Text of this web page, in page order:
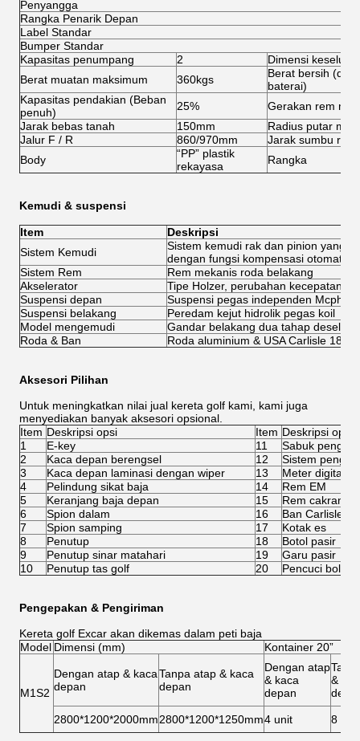
Penyangga
Rangka Penarik Depan
Label Standar
Bumper Standar
Kapasitas penumpang
2
Dimensi
Berat muatan maksimum
360kgs
Berat bersih
baterai)
Kapasitas pendakian (Beban
penuh)
25%
Gerakan rem
Jarak bebas tanah
150mm
Radius putar
Jalur F / R
860/970mm
Jarak sumbu roda
Body
“PP” plastik
rekayasa
Rangka
Kemudi & suspensi
Item
Deskripsi
Sistem Kemudi
Sistem kemudi rak dan pinion yang
dengan fungsi kompensasi otomatis
Sistem Rem
Rem mekanis roda belakang
Akselerator
Tipe Holzer, perubahan kecepatan
Suspensi depan
Suspensi pegas independen
Suspensi belakang
Peredam kejut hidrolik pegas koil
Model mengemudi
Gandar belakang dua tahap
Roda & Ban
Roda aluminium & USA Carlisle
Aksesori Pilihan
Untuk meningkatkan nilai jual kereta golf kami, kami juga
menyediakan banyak aksesori opsional.
Item Deskripsi opsi Item Deskripsi opsi
1
E-key 11
Sabuk
2
Kaca depan berengsel 12
Sistem
3
Kaca depan laminasi dengan wiper 13
Meter digital
4
Pelindung sikat baja 14
Rem EM
5
Keranjang baja depan 15
Rem cakram
6
Spion dalam 16
Ban Carlisle
7
Spion samping 17
Kotak es
8
Penutup 18
Botol pasir
9
Penutup sinar matahari 19
Garu pasir
10
Penutup tas golf 20 Pencuci bola
Pengepakan & Pengiriman
Kereta golf Excar akan dikemas dalam peti baja
Model Dimensi (mm) Kontainer 20”
M1S2
Dengan atap & kaca
depan
Tanpa atap & kaca
depan
Dengan atap
& kaca
depan
&
2800*1200*2000mm2800*1200*1250mm4 unit 8 unit